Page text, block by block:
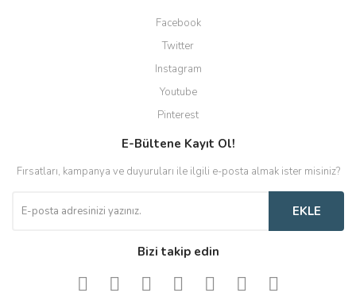
Facebook
Twitter
Instagram
Youtube
Pinterest
E-Bültene Kayıt Ol!
Fırsatları, kampanya ve duyuruları ile ilgili e-posta almak ister misiniz?
EKLE
Bizi takip edin